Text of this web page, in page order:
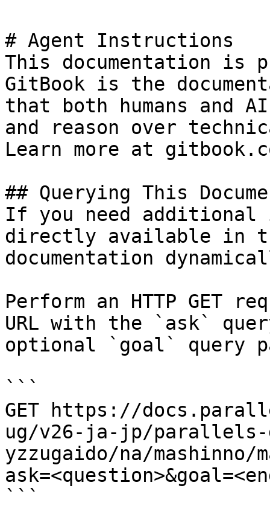
# Agent Instructions
This documentation is
GitBook is the
that both humans and
and reason over
Learn more at
## Querying This
If you need
directly available in
documentation
Perform an HTTP GET
URL with the `ask`
optional `goal` query
```
GET https://
ug/v26-ja-jp/parallels-
yzzugaido/na/mashinno/
```